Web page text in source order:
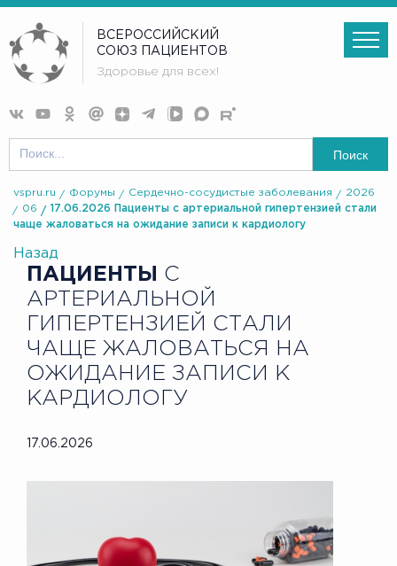
ВСЕРОССИЙСКИЙ
СОЮЗ ПАЦИЕНТОВ
Здоровье для всех!
Поиск
vspru.ru Форумы Сердечно-сосудистые заболевания
2026
06
17.06.2026 Пациенты с артериальной гипертензией стали
чаще жаловаться на ожидание записи к кардиологу
Назад
ПАЦИЕНТЫ
С
АРТЕРИАЛЬНОЙ
ГИПЕРТЕНЗИЕЙ СТАЛИ
ЧАЩЕ ЖАЛОВАТЬСЯ НА
ОЖИДАНИЕ ЗАПИСИ К
КАРДИОЛОГУ
17.06.2026